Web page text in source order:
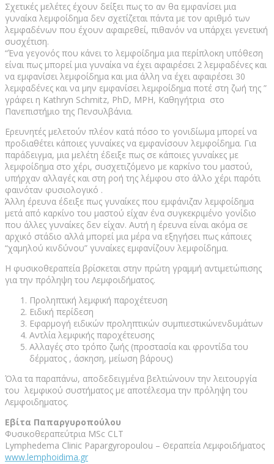
Σχετικές μελέτες έχουν δείξει πως το αν θα εμφανίσει μια
γυναίκα λεμφοίδημα δεν σχετίζεται πάντα με τον αριθμό των
λεμφαδένων που έχουν αφαιρεθεί, πιθανόν να υπάρχει γενετική
συσχέτιση.
“Ένα γεγονός που κάνει το λεμφοίδημα μια περίπλοκη υπόθεση
είναι πως μπορεί μια γυναίκα να έχει αφαιρέσει 2 λεμφαδένες και
να εμφανίσει λεμφοίδημα και μια άλλη να έχει αφαιρέσει 30
λεμφαδένες και να μην εμφανίσει λεμφοίδημα ποτέ στη ζωή της ”
γράφει η Kathryn Schmitz, PhD, MPH, Καθηγήτρια στο
Πανεπιστήμιο της Πενσυλβάνια.
Ερευνητές μελετούν πλέον κατά πόσο το γονιδίωμα μπορεί να
προδιαθέτει κάποιες γυναίκες να εμφανίσουν λεμφοίδημα. Για
παράδειγμα, μια μελέτη έδειξε πως σε κάποιες γυναίκες με
λεμφοίδημα στο χέρι, συσχετιζόμενο με καρκίνο του μαστού,
υπήρχαν αλλαγές και στη ροή της λέμφου στο άλλο χέρι παρότι
φαινόταν φυσιολογικό .
Άλλη έρευνα έδειξε πως γυναίκες που εμφάνιζαν λεμφοίδημα
μετά από καρκίνο του μαστού είχαν ένα συγκεκριμένο γονίδιο
που άλλες γυναίκες δεν είχαν. Αυτή η έρευνα είναι ακόμα σε
αρχικό στάδιο αλλά μπορεί μια μέρα να εξηγήσει πως κάποιες
“χαμηλού κινδύνου” γυναίκες εμφανίζουν λεμφοίδημα.
Η φυσικοθεραπεία βρίσκεται στην πρώτη γραμμή αντιμετώπισης
για την πρόληψη του Λεμφοιδήματος.
Προληπτική λεμφική παροχέτευση
Ειδική περίδεση
Εφαρμογή ειδικών προληπτικών συμπιεστικώνενδυμάτων
Αντλία λεμφικής παροχέτευσης
Αλλαγές στο τρόπο ζωής (προστασία και φροντίδα του
δέρματος , άσκηση, μείωση βάρους)
Όλα τα παραπάνω, αποδεδειγμένα βελτιώνουν την λειτουργία
του λεμφικού συστήματος με αποτέλεσμα την πρόληψη του
Λεμφοιδηματος.
Εβίτα Παπαργυροπούλου
Φυσικοθεραπεύτρια MSc CLT
Lymphedema Clinic Papargyropoulou – Θεραπεία Λεμφοιδήματος
www.lemphoidima.gr